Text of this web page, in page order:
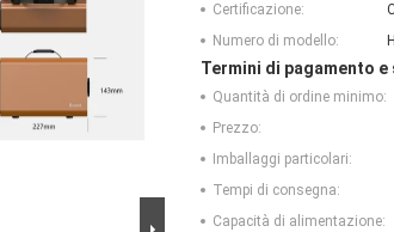
Certificazione:
Numero di modello:
Termini di pagamento e
Quantità di ordine minimo:
Prezzo:
Imballaggi particolari:
Tempi di consegna:
Capacità di alimentazione: